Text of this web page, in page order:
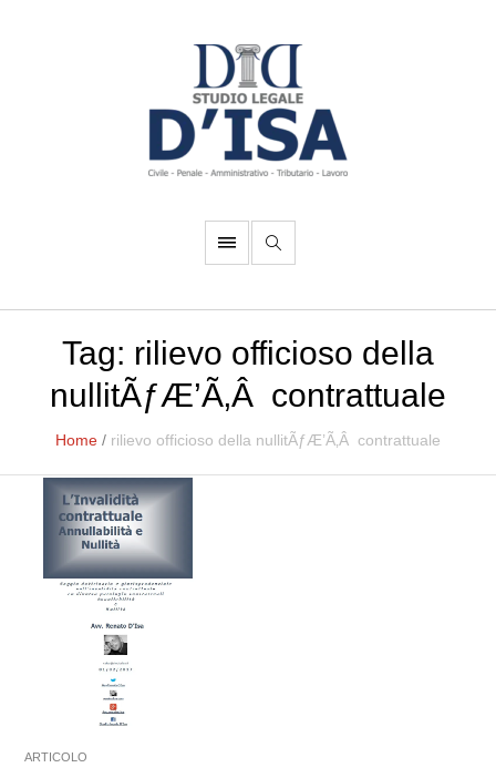
Tag: rilievo officioso della
nullitÃƒÆ’Ã‚Â contrattuale
Home / rilievo officioso della nullitÃƒÆ’Ã‚Â contrattuale
ARTICOLO